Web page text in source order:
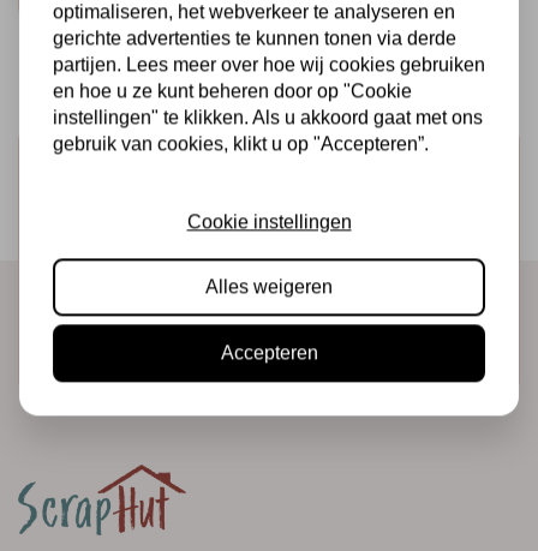
direct in je mailbox!
optimaliseren, het webverkeer te analyseren en
gerichte advertenties te kunnen tonen via derde
partijen. Lees meer over hoe wij cookies gebruiken
en hoe u ze kunt beheren door op "Cookie
instellingen" te klikken. Als u akkoord gaat met ons
gebruik van cookies, klikt u op "Accepteren”.
Cookie instellingen
Alles weigeren
Accepteren